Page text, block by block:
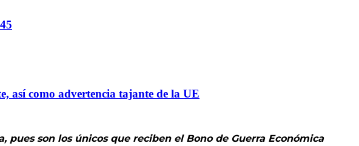
así como advertencia tajante de la UE
son los únicos que reciben el Bono de Guerra Económica